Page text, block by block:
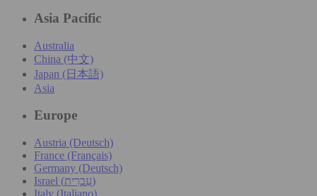
Asia Pacific
Australia
China (中文)
Japan (日本語)
Asia
Europe
Austria (Deutsch)
France (Français)
Germany (Deutsch)
Israel (עִברִית)